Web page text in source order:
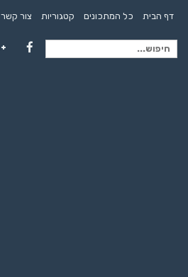
דף הבית כל המתכונים קטגוריות צור קשר
חיפוש